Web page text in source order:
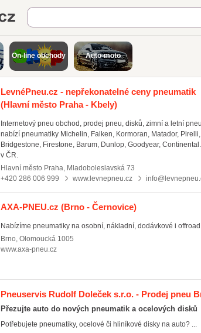
Najisto.cz
On-line obchody Auto-moto
LevnéPneu.cz - nepřekonatelné ceny pneumatik
(Hlavní město Praha - Kbely)
Internetový pneu obchod, prodej pneu, disků, zimní a letní
nabízí pneumatiky Michelin, Falken, Kormoran, Matador,
Bridgestone, Firestone, Barum, Dunlop, Goodyear,
v ČR.
Hlavní město Praha, Mladoboleslavská 73
+420 286 006 999
www.levnepneu.cz
AXA-PNEU.cz (Brno - Černovice)
Nabízíme pneumatiky na osobní, nákladní, dodávkové i offroad
Brno, Olomoucká 1005
www.axa-pneu.cz
Pneuservis Rudolf Doleček s.r.o. - Prodej pneu
Přezujte auto do nových pneumatik a ocelových disků
Potřebujete pneumatiky, ocelové či hliníkové disky na auto? ...